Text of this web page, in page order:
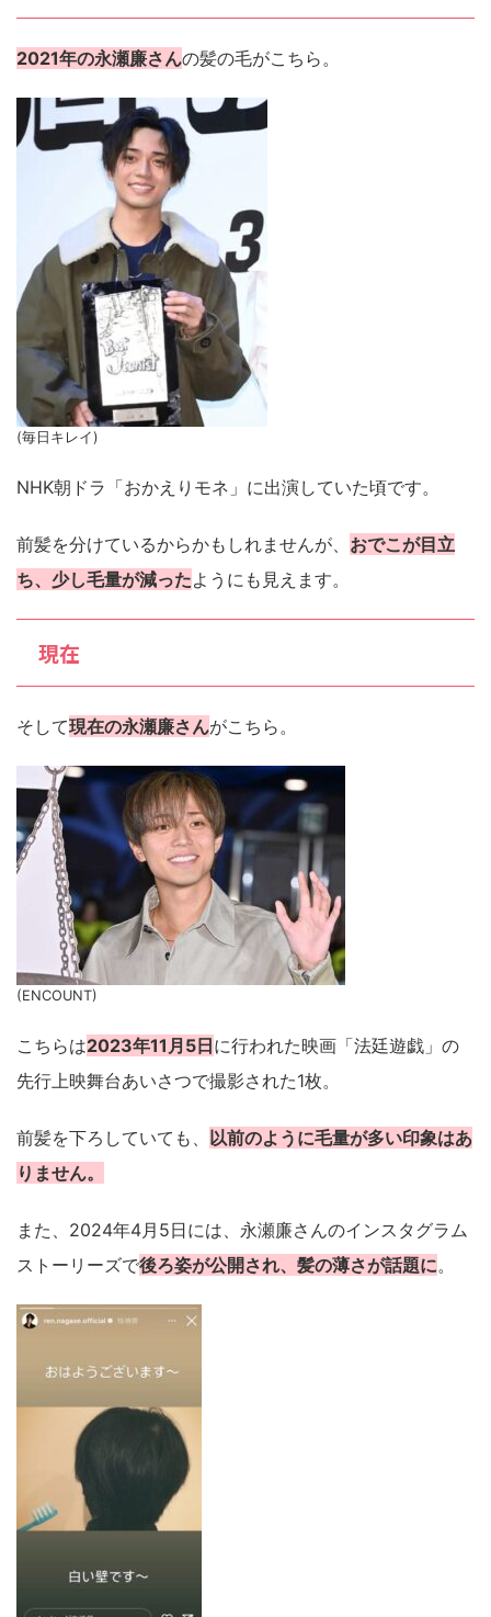
2021年の永瀬廉さんの髪の毛がこちら。
(毎日キレイ)
NHK朝ドラ「おかえりモネ」に出演していた頃です。
前髪を分けているからかもしれませんが、 おでこが目立
ち、少し毛量が減ったようにも見えます。
現在
そして現在の永瀬廉さんがこちら。
(ENCOUNT)
こちらは2023年11月5日に行われた映画「法廷遊戯」の
先行上映舞台あいさつで撮影された1枚。
前髪を下ろしていても、 以前のように毛量が多い印象はあ
りません。
また、2024年4月5日には、永瀬廉さんのインスタグラム
ストーリーズで後ろ姿が公開され、髪の薄さが話題に。